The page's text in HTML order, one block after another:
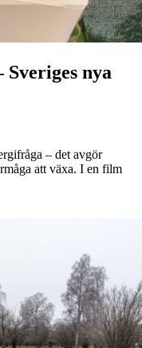
nya
– det avgör